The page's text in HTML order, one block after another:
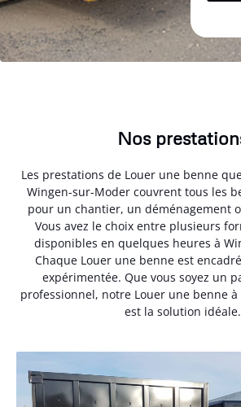
Nos
Les prestations de Louer une benne
Wingen-sur-Moder couvrent tous les
pour un chantier, un déménagement
Vous avez le choix entre plusieurs
disponibles en quelques heures à
Chaque Louer une benne est
expérimentée. Que vous soyez un
professionnel, notre Louer une benne
est la solution idéale.